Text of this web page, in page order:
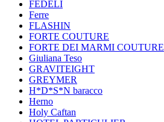
FEDELI
Ferre
FLASHIN
FORTE COUTURE
FORTE DEI MARMI COUTURE
Giuliana Teso
GRAVITEIGHT
GREYMER
H*D*S*N baracco
Herno
Holy Caftan